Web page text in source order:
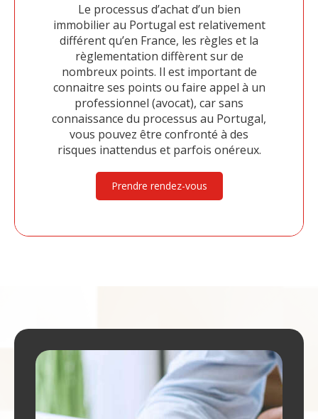
Le processus d’achat d’un bien
immobilier au Portugal est relativement
différent qu’en France, les règles et la
règlementation diffèrent sur de
nombreux points. Il est important de
connaitre ses points ou faire appel à un
professionnel (avocat), car sans
connaissance du processus au Portugal,
vous pouvez être confronté à des
risques inattendus et parfois onéreux.
Prendre rendez-vous